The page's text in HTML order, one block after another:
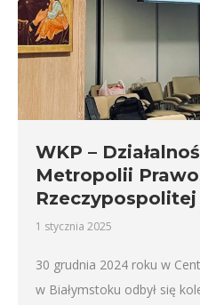
WKP –
Metropolii
Rzeczypospolitej
1 stycznia 2025
30 grudnia 2024 roku w
w Białymstoku odbył się